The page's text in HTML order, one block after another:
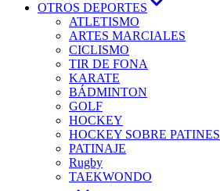
OTROS DEPORTES
ATLETISMO
ARTES MARCIALES
CICLISMO
TIR DE FONA
KARATE
BÁDMINTON
GOLF
HOCKEY
HOCKEY SOBRE PATINES
PATINAJE
Rugby
TAEKWONDO